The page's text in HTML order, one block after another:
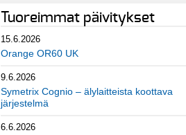
Tuoreimmat päivitykset
15.6.2026
Orange OR60 UK
9.6.2026
Symetrix Cognio – älylaitteista koottava
järjestelmä
6.6.2026